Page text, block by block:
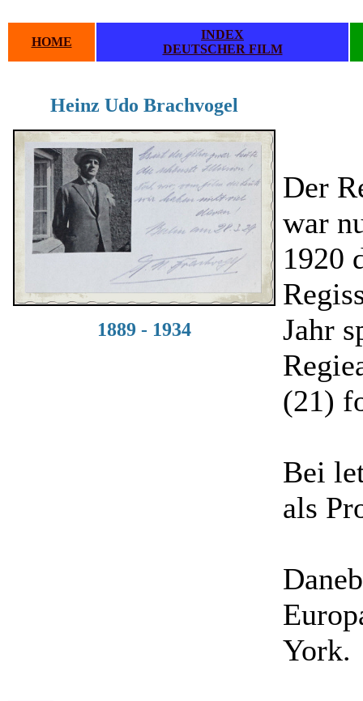
HOME
INDEX
DEUTSCHER FILM
Heinz Udo Brachvogel
1889 - 1934
Der
war
1920
Jahr
(21)
Bei
als
York.